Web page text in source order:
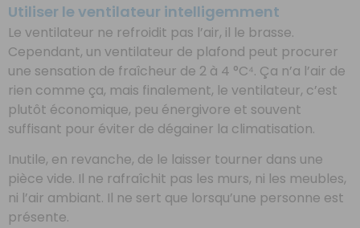
Utiliser le ventilateur intelligemment
Le ventilateur ne refroidit pas l’air, il le brasse.
Cependant, un ventilateur de plafond peut procurer
une sensation de fraîcheur de 2 à 4 °C⁴. Ça n’a l’air de
rien comme ça, mais finalement, le ventilateur, c’est
plutôt économique, peu énergivore et souvent
suffisant pour éviter de dégainer la climatisation.
Inutile, en revanche, de le laisser tourner dans une
pièce vide. Il ne rafraîchit pas les murs, ni les meubles,
ni l’air ambiant. Il ne sert que lorsqu’une personne est
présente.